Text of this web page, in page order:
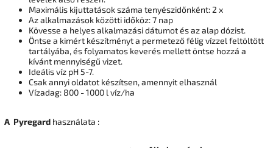
Maximális kijuttatások száma tenyészidőnként: 2 x
Az alkalmazások közötti időköz: 7 nap
Kövesse a helyes alkalmazási dátumot és az alap dózist.
Öntse a kimért készítményt a permetező félig vízzel feltöltött
tartályába, és folyamatos keverés mellett öntse hozzá a
kívánt mennyiségű vizet.
Ideális víz pH 5-7.
Csak annyi oldatot készítsen, amennyit elhasznál
Vízadag: 800 - 1000 l víz/ha
A Pyregard használata :